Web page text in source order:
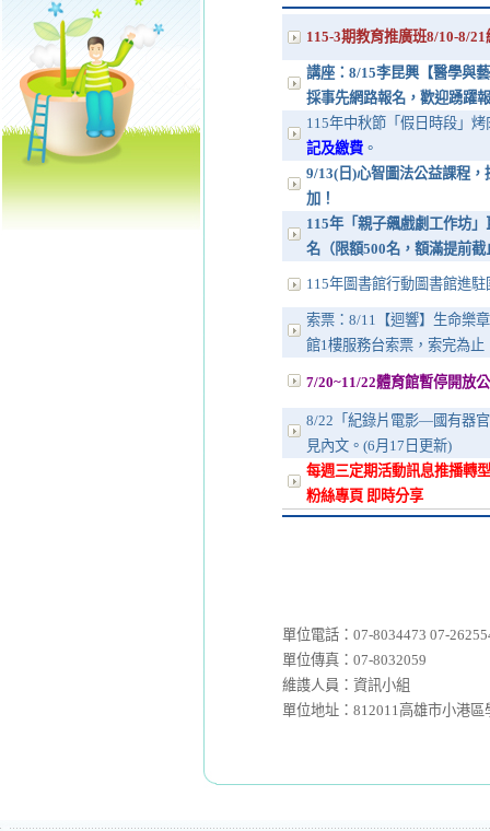
115-3期教育推廣班8/10-8/
講座：8/15李昆興【醫學與
採事先網路報名，歡迎踴躍
115年中秋節「假日時段」
記及繳費 。
9/13(日)心智圖法公益課程
加！
115年「親子飆戲劇工作坊
名（限額500名，額滿提前
115年圖書館行動圖書館進
索票：8/11【迴響】生命樂
館1樓服務台索票，索完為
7/20~11/22體育館暫停開放
8/22「紀錄片電影—國有器
見內文。(6月17日更新)
每週三定期活動訊息推播轉
粉絲專頁 即時分享
單位電話：07-8034473 07-
單位傳真：07-8032059
維謢人員：資訊小組
單位地址：812011高雄市小港區